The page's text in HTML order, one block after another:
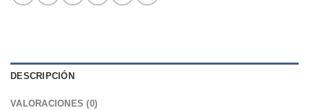
DESCRIPCIÓN
VALORACIONES (0)